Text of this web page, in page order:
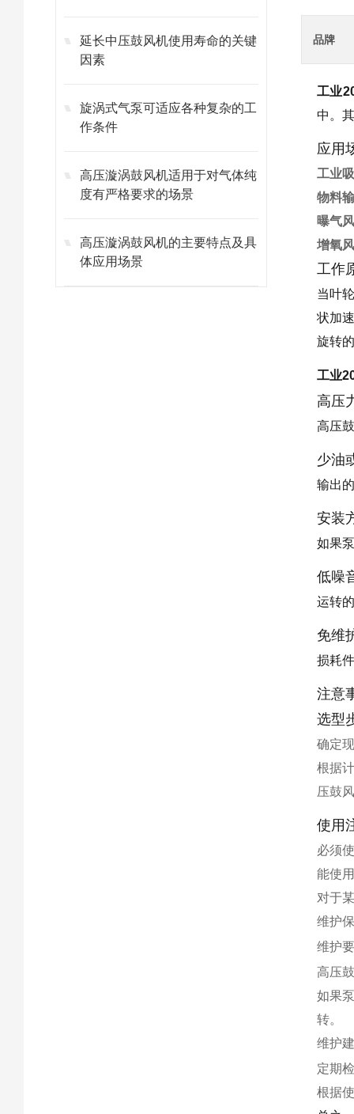
延长中压鼓风机使用寿命的关键
因素
旋涡式气泵可适应各种复杂的工
作条件
高压漩涡鼓风机适用于对气体纯
度有严格要求的场景
高压漩涡鼓风机的主要特点及具
体应用场景
品牌
工业
中。
应用
工业
物料
曝气
增氧
工作
当叶
状加
旋转
工业
高压
高压
少油
输出
安装
如果
低噪
运转
免维
损耗
注意
选型
确定
根据
压鼓
使用
必须
能使
对于
维护
维护
高压
如果
转。
维护
定期
根据